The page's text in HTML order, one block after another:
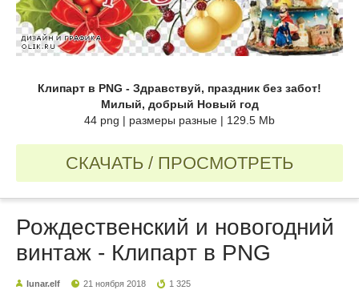
Клипарт в PNG - Здравствуй, праздник без забот!
Милый, добрый Новый год
44 png | размеры разные | 129.5 Mb
СКАЧАТЬ / ПРОСМОТРЕТЬ
Рождественский и новогодний
винтаж - Клипарт в PNG
lunar.elf 21 ноября 2018 1 325